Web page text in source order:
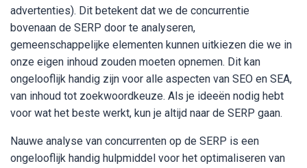
advertenties). Dit betekent dat we de concurrentie
bovenaan de SERP door te analyseren,
gemeenschappelijke elementen kunnen uitkiezen die we in
onze eigen inhoud zouden moeten opnemen. Dit kan
ongelooflijk handig zijn voor alle aspecten van SEO en SEA,
van inhoud tot zoekwoordkeuze. Als je ideeën nodig hebt
voor wat het beste werkt, kun je altijd naar de SERP gaan.
Nauwe analyse van concurrenten op de SERP is een
ongelooflijk handig hulpmiddel voor het optimaliseren van